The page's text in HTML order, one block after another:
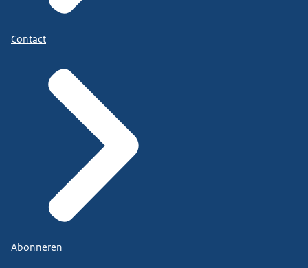
Contact
Abonneren